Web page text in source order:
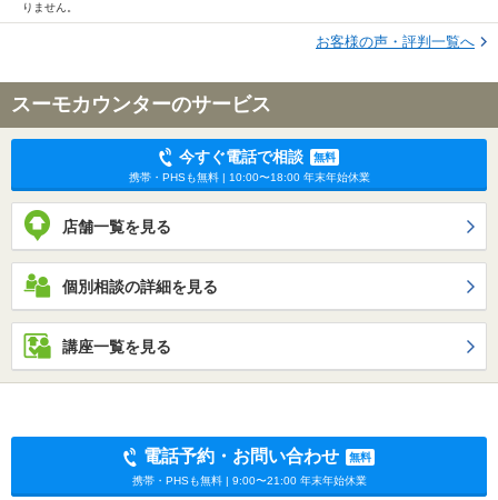
りません。
お客様の声・評判一覧へ
スーモカウンターのサービス
今すぐ電話で相談
無料
携帯・PHSも無料 | 10:00〜18:00 年末年始休業
店舗一覧を見る
個別相談の詳細を見る
講座一覧を見る
電話予約・お問い合わせ
無料
携帯・PHSも無料 | 9:00〜21:00 年末年始休業